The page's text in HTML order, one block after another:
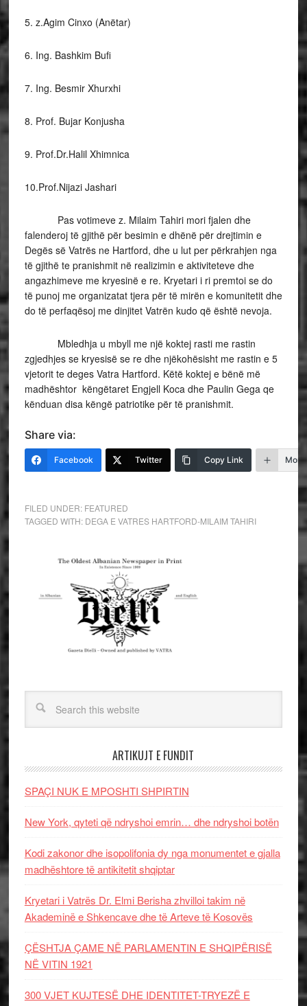
5. z.Agim Cinxo (Anëtar)
6. Ing. Bashkim Bufi
7. Ing. Besmir Xhurxhi
8. Prof. Bujar Konjusha
9. Prof.Dr.Halil Xhimnica
10.Prof.Nijazi Jashari
Pas votimeve z. Milaim Tahiri mori fjalen dhe
falenderoj të gjithë për besimin e dhënë për drejtimin e
Degës së Vatrës ne Hartford, dhe u lut per përkrahjen nga
të gjithë te pranishmit në realizimin e aktiviteteve dhe
angazhimeve me kryesinë e re. Kryetari i ri premtoi se do
të punoj me organizatat tjera për të mirën e komunitetit dhe
do të perfaqësoj me dinjitet Vatrën kudo që është nevoja.
Mbledhja u mbyll me një koktej rasti me rastin
zgjedhjes se kryesisë se re dhe njëkohësisht me rastin e 5
vjetorit te deges Vatra Hartford. Këtë koktej e bënë më
madhështor këngëtaret Engjell Koca dhe Paulin Gega qe
kënduan disa këngë patriotike për të pranishmit.
Share via:
Facebook Twitter Copy Link More
FILED UNDER: FEATURED
TAGGED WITH: DEGA E VATRES HARTFORD-MILAIM TAHIRI
ARTIKUJT E FUNDIT
SPAÇI NUK E MPOSHTI SHPIRTIN
New York, qyteti që ndryshoi emrin… dhe ndryshoi botën
Kodi zakonor dhe isopolifonia dy nga monumentet e gjalla
madhështore të antikitetit shqiptar
Kryetari i Vatrës Dr. Elmi Berisha zhvilloi takim në
Akademinë e Shkencave dhe të Arteve të Kosovës
ÇËSHTJA ÇAME NË PARLAMENTIN E SHQIPËRISË
NË VITIN 1921
300 VJET KUJTESË DHE IDENTITET-TRYEZË E